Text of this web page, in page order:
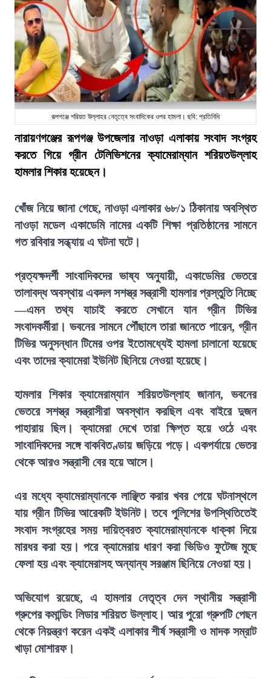
রূপগঞ্জে শরিয়ত উল্লাহর নেতৃত্বে সংবাদিকের ওপর হামলা। ছবি: প্রতিনিধি
নারায়ণগঞ্জের রূপগঞ্জ উপজেলার নাওড়া এলাকায় সংবাদ সংগ্রহ
করতে গিয়ে গ্রীন টেলিভিশনের ক্যামেরাম্যান শরিয়তউল্লাহ
হামলার শিকার হয়েছেন।
খোঁজ নিয়ে জানা গেছে, নাওড়া এলাকার ৬৮/১ ঠিকানায় অবস্থিত
নাওড়া মডেল একাডেমি নামের একটি শিক্ষা প্রতিষ্ঠানের সামনে
গত রবিবার সন্ধ্যায় এ ঘটনা ঘটে।
প্রত্যক্ষদর্শী সাংবাদিকদের ভাষ্য অনুযায়ী, একাডেমির ভেতরে
তালাবদ্ধ অবস্থায় একদল সশস্ত্র সন্ত্রাসী হামলার প্রস্তুতি নিচ্ছে
—এমন তথ্য যাচাই করতে সেখানে যান গ্রীন টিভির
সংবাদকর্মীরা। ভবনের সামনে পৌঁছালে তারা জানতে পারেন, গ্রীন
টিভির অনুসন্ধান টিমের ওপর ইতোমধ্যেই হামলা চালানো হয়েছে
এবং তাদের ক্যামেরা ইউনিট ছিনিয়ে নেওয়া হয়েছে।
হামলার শিকার ক্যামেরাম্যান শরিয়তউল্লাহ জানান, ভবনের
ভেতরে সশস্ত্র সন্ত্রাসীরা অবস্থান করছিল এবং বাইরে দুজন
পাহারায় ছিল। ক্যামেরা দেখে তারা ক্ষিপ্ত হয়ে ওঠে এবং
সাংবাদিকদের সঙ্গে বাকবিতণ্ডায় জড়িয়ে পড়ে। একপর্যায়ে ভেতর
থেকে আরও সন্ত্রাসী বের হয়ে আসে।
এর মধ্যে ক্যামেরাম্যানকে লাঞ্ছিত করার খবর পেয়ে ঘটনাস্থলে
যায় গ্রীন টিভির আরেকটি ইউনিট। তবে পুলিশের উপস্থিতিতেই
সংবাদ সংগ্রহের সময় দায়িত্বরত ক্যামেরাম্যানকে ধাক্কা দিয়ে
মারধর করা হয়। পরে ক্যামেরায় ধারণ করা ভিডিও ফুটেজ মুছে
ফেলা হয় এবং ক্যামেরাসহ অন্যান্য সরঞ্জাম ছিনিয়ে নেওয়া হয়।
অভিযোগ রয়েছে, এ হামলার নেতৃত্ব দেন স্থানীয় সন্ত্রাসী
গ্রুপের কমান্ডিং লিডার শরিয়ত উল্লাহ। আর পুরো গ্রুপটি পেছন
থেকে নিয়ন্ত্রণ করেন একই এলাকার শীর্ষ সন্ত্রাসী ও মাদক সম্রাট
খাড়া মোশারফ।